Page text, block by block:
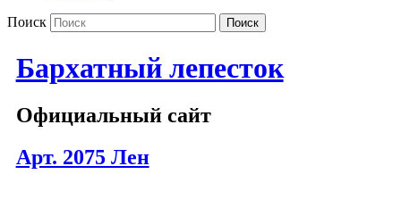
Поиск
Бархатный лепесток
Официальный сайт
Арт. 2075 Лен